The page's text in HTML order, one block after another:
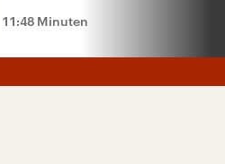
11:48 Minuten